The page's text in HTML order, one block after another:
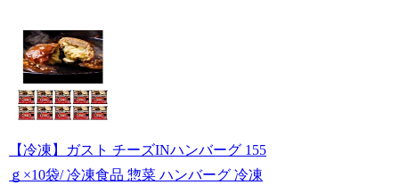
【冷凍】ガスト チーズINハンバーグ 155
ｇ×10袋/ 冷凍食品 惣菜 ハンバーグ 冷凍